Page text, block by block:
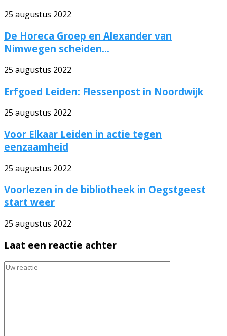
25 augustus 2022
De Horeca Groep en Alexander van
Nimwegen scheiden...
25 augustus 2022
Erfgoed Leiden: Flessenpost in Noordwijk
25 augustus 2022
Voor Elkaar Leiden in actie tegen
eenzaamheid
25 augustus 2022
Voorlezen in de bibliotheek in Oegstgeest
start weer
25 augustus 2022
Laat een reactie achter